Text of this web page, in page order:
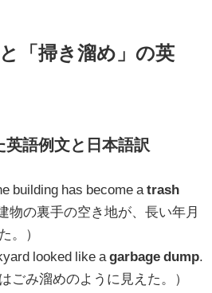
「掃き溜め」の英
英語例文と日本語訳
building has become a trash
物の裏手の空き地が、長い年月
。）
looked like a garbage dump
ごみ溜めのように見えた。）